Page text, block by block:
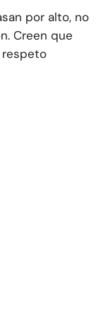
por alto, no
Creen que